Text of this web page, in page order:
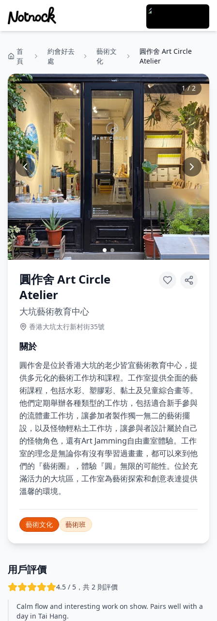
首
頁
約會好去
處
藝術文
化
圓作舍 Art Circle
Atelier
1/2
圓作舍 Art Circle
Atelier
大坑藝術教育中心
香港大坑太行新村街35號
關於
圓作舍是位於香港大坑的老少皆宜藝術教育中心，提
供多元化的藝術工作坊和課程。工作室提供全面的藝
術課程，包括水彩、塑膠彩、黏土及兒童綜合畫等。
他們定期舉辦各種類型的工作坊，包括適合新手參與
的流體畫工作坊，讓參加者製作獨一無二的藝術擺
設，以及怪物輕粘土工作坊，讓參與者設計屬於自己
的怪物角色，還有Art Jamming自由畫室體驗。工作
室的理念是無論你有沒有學習過畫畫，都可以來到他
們的『藝術圈』，體驗『圓』無限的可能性。位於充
滿活力的大坑區，工作室為藝術探索和創意表達提供
溫馨的環境。
藝術文化 藝術班
用戶評價
4.5 / 5，共 2 則評價
Calm flow and interesting work on show. Pairs well with a
day in Tai Hang.